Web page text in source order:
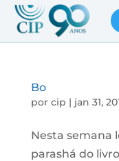
Bo
por cip | jan 31,
Nesta semana
parashá do